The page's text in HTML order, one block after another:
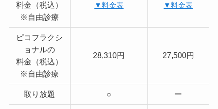
料金（税込）
※自由診療
▼料金表 ▼料金表
ピコフラクシ
ョナルの
料金（税込）
※自由診療
28,310円 27,500円
取り放題 ○ ー